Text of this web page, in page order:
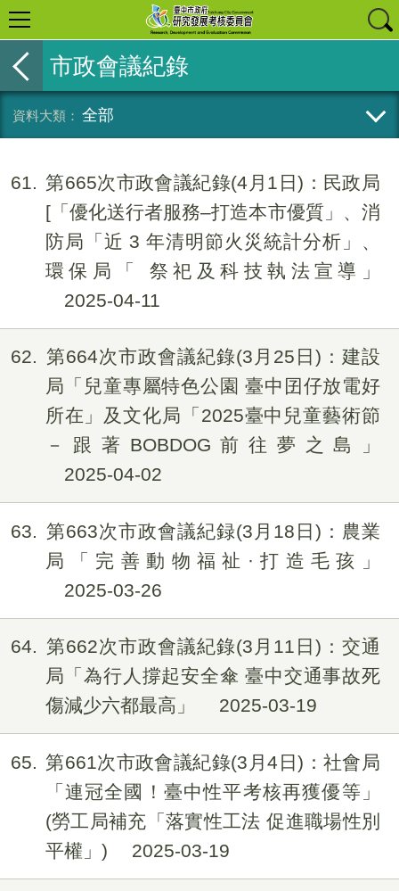
市政會議紀錄
全部
61
第665次市政會議紀錄(4月1日)：民政局
[「優化送行者服務–打造本市優質」、消
防局「近 3 年清明節火災統計分析」、
環保局「 祭祀及科技執法宣導」
2025-04-11
62
第664次市政會議紀錄(3月25日)：建設
局「兒童專屬特色公園 臺中囝仔放電好
所在」及文化局「2025臺中兒童藝術節
－跟著BOBDOG前往夢之島」
2025-04-02
63
第663次市政會議紀録(3月18日)：農業
局「完善動物福祉·打造毛孩」
2025-03-26
64
第662次市政會議紀錄(3月11日)：交通
局「為行人撐起安全傘 臺中交通事故死
傷減少六都最高」
2025-03-19
65
第661次市政會議紀錄(3月4日)：社會局
「連冠全國！臺中性平考核再獲優等」
(勞工局補充「落實性工法 促進職場性別
平權」)
2025-03-19